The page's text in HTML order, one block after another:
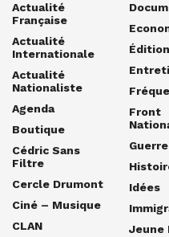
Actualité
Française
Actualité
Internationale
Actualité
Nationaliste
Agenda
Boutique
Cédric Sans
Filtre
Cercle Drumont
Ciné – Musique
CLAN
Édition
Front
Idées
Jeune